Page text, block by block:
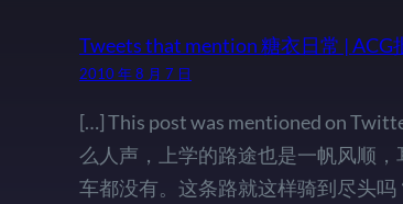
Tweets that mention 糖衣日常 | ACG
2010 年 8 月 7 日
[…] This post was mentioned on
么人声，上学的路途也是一帆风顺
车都没有。这条路就这样骑到尽头